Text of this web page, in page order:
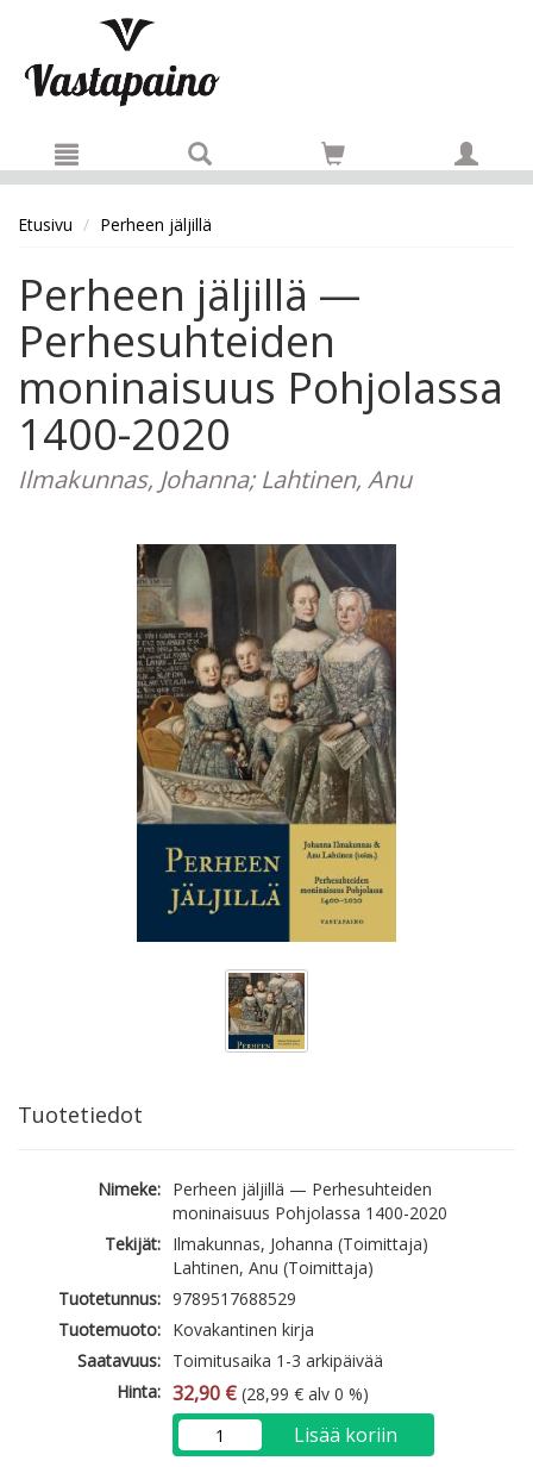
Etusivu Perheen jäljillä
Perheen jäljillä —
Perhesuhteiden
moninaisuus Pohjolassa
1400-2020
Ilmakunnas, Johanna; Lahtinen, Anu
Tuotetiedot
Nimeke: Perheen jäljillä — Perhesuhteiden
moninaisuus Pohjolassa 1400-2020
Tekijät: Ilmakunnas, Johanna (Toimittaja)
Lahtinen, Anu (Toimittaja)
Tuotetunnus: 9789517688529
Tuotemuoto: Kovakantinen kirja
Saatavuus: Toimitusaika 1-3 arkipäivää
Hinta: 32,90 € (28,99 € alv 0 %)
Lisää koriin